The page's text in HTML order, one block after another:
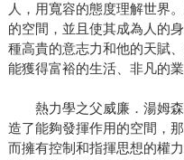
人，用寬容的態度理解世界
的空間，並且使其成為人的
種高貴的意志力和他的天賦
能獲得富裕的生活、非凡的
熱力學之父威廉．湯姆森
造了能夠發揮作用的空間，
而擁有控制和指揮思想的權